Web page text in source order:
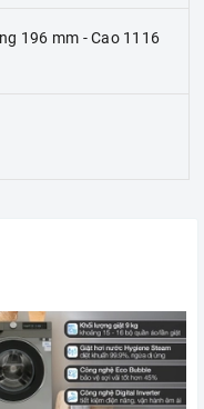
196 mm - Cao 1116